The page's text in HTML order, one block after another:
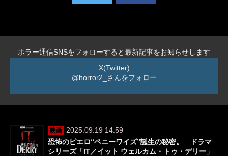
ホラー通信SNSをフォローすると最新記事をお知らせします
X(Twitter)
@horror2_さんをフォロー
映画
2025.09.19 14:59
恐怖のピエロ“ペニーワイズ”誕生の秘密。 ドラマ
シリーズ「IT／イット ウェルカム・トゥ・デリー」